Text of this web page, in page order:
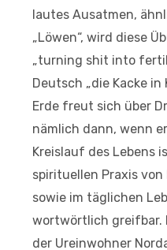
lautes Ausatmen,
„Löwen“, wird diese
„turning shit into
Deutsch „die Kacke in
Erde freut sich über
nämlich dann, wenn
Kreislauf des Lebens
spirituellen Praxis
sowie im täglichen
wortwörtlich greifbar.
der Ureinwohner